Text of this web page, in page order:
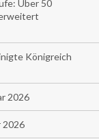
Über 50
Königreich
2026
2026